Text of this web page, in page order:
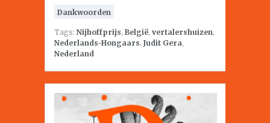
Dankwoorden
Tags: Nijhoffprijs, België, vertalershuizen,
Nederlands-Hongaars, Judit Gera,
Nederland